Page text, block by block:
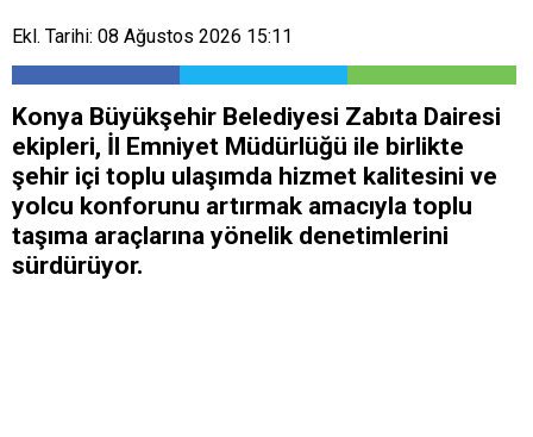
Ekl. Tarihi: 08 Ağustos 2026 15:11
Konya Büyükşehir Belediyesi Zabıta Dairesi
ekipleri, İl Emniyet Müdürlüğü ile birlikte
şehir içi toplu ulaşımda hizmet kalitesini ve
yolcu konforunu artırmak amacıyla toplu
taşıma araçlarına yönelik denetimlerini
sürdürüyor.